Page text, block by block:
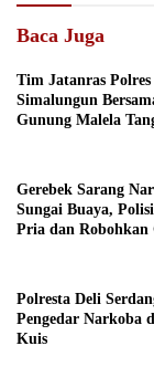
Baca Juga
Tim Jatanras Polres
Simalungun
Gunung Malela
Gerebek Sarang
Sungai Buaya,
Pria dan Robohkan
Polresta Deli
Pengedar Narkoba
Kuis